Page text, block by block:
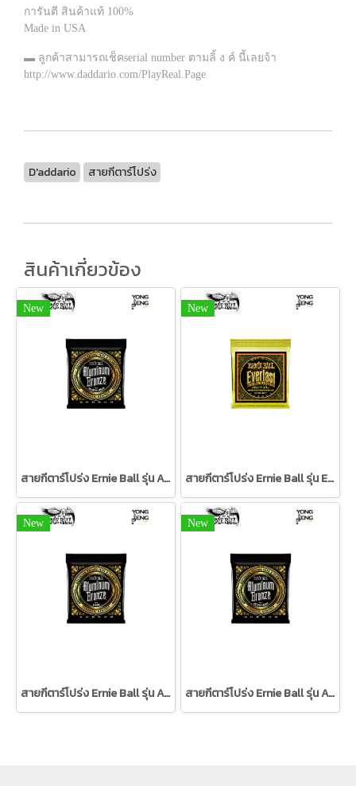
การันตี สินค้าแท้ 100%
Made in USA
▬ ลูกค้าสามารถเช็คserial number ตามลิ้ ง ค์ นี้เลยจ้า
http://www.daddario.com/PlayReal.Page
D'addario สายกีตาร์โปร่ง
สินค้าเกี่ยวข้อง
New
สายกีตาร์โปร่ง Ernie Ball รุ่น Aluminum Bronze 12/54
New
สายกีตาร์โปร่ง Ernie Ball รุ่น Extra Light Everlast Coated 80/20 Bronze Acoustic Guitar Strings 10-50 Gauge
New
สายกีตาร์โปร่ง Ernie Ball รุ่น Aluminum Bronze 11/52
New
สายกีตาร์โปร่ง Ernie Ball รุ่น Aluminum Bronze 10/50